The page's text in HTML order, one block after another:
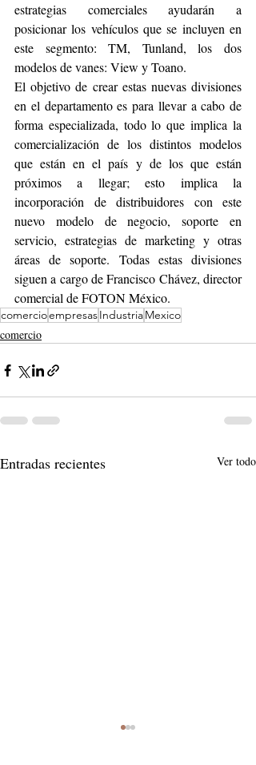
estrategias comerciales ayudarán a
posicionar los vehículos que se incluyen en
este segmento: TM, Tunland, los dos
modelos de vanes: View y Toano.
El objetivo de crear estas nuevas divisiones
en el departamento es para llevar a cabo de
forma especializada, todo lo que implica la
comercialización de los distintos modelos
que están en el país y de los que están
próximos a llegar; esto implica la
incorporación de distribuidores con este
nuevo modelo de negocio, soporte en
servicio, estrategias de marketing y otras
áreas de soporte. Todas estas divisiones
siguen a cargo de Francisco Chávez, director
comercial de FOTON México.
comercioempresasIndustriaMexico
comercio
Entradas recientes Ver todo